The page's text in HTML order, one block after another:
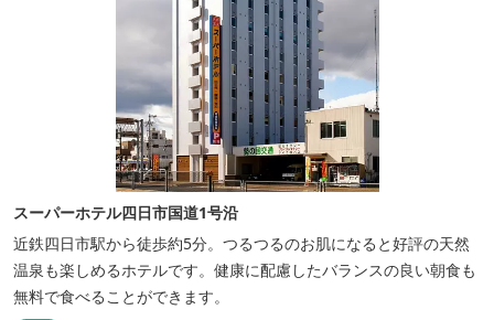
スーパーホテル四日市国道1号沿
近鉄四日市駅から徒歩約5分。つるつるのお肌になると好評の天然
温泉も楽しめるホテルです。健康に配慮したバランスの良い朝食も
無料で食べることができます。